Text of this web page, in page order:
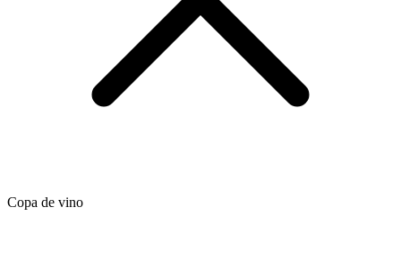
Copa de vino